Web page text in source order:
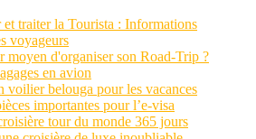
traiter la Tourista : Informations
voyageurs
moyen d'organiser son Road-Trip ?
en avion
voilier belouga pour les vacances
importantes pour l’e-visa
tour du monde 365 jours